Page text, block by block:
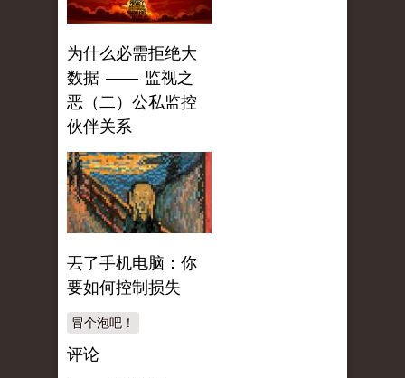
为什么必需拒绝大
数据 —— 监视之
恶（二）公私监控
伙伴关系
丟了手机电脑：你
要如何控制损失
冒个泡吧！
评论